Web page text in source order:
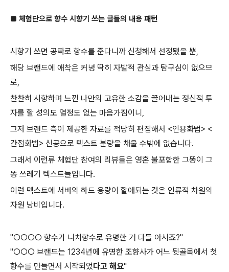
■ 체험단으로 향수 시향기 쓰는 글들의 내용 패턴
시향기 쓰면 공짜로 향수를 준다니까 신청해서 선정됐을 뿐,
해당 브랜드에 애착은 커녕 딱히 자발적 관심과 탐구심이 없으므
로,
찬찬히 시향하며 느낀 나만의 고유한 소감을 끌어내는 정신적 투
자를 할 성의도 열정도 없는 마음가짐이니,
그저 브랜드 측이 제공한 자료를 적당히 편집해서 <인용화법> <
간접화법> 신공으로 텍스트 분량을 채울 수밖에 없습니다.
그래서 이런류 체험단 참여의 리뷰들은 영혼 불포함한 그똥이 그
똥 쓰레기 텍스트들입니다.
이런 텍스트에 서버의 하드 용량이 할애되는 것은 인류적 차원의
자원 낭비입니다.
"○○○○ 향수가 니치향수로 유명한 거 다들 아시죠?"
"○○○ 브랜드는 1234년에 유명한 조향사가 어느 뒷골목에서 첫
향수를 만들면서 시작되었다고 해요"